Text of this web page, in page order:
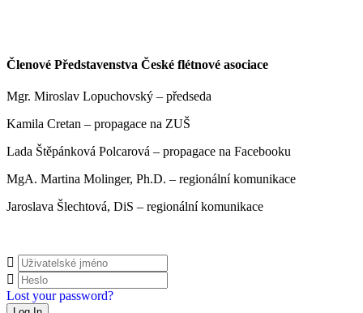
Členové Představenstva České flétnové asociace
Mgr. Miroslav Lopuchovský – předseda
Kamila Cretan – propagace na ZUŠ
Lada Štěpánková Polcarová – propagace na Facebooku
MgA. Martina Molinger, Ph.D. – regionální komunikace
Jaroslava Šlechtová, DiS – regionální komunikace
Lost your password?